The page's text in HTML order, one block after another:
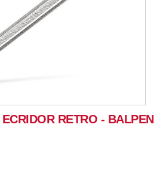
RETRO - BALPEN